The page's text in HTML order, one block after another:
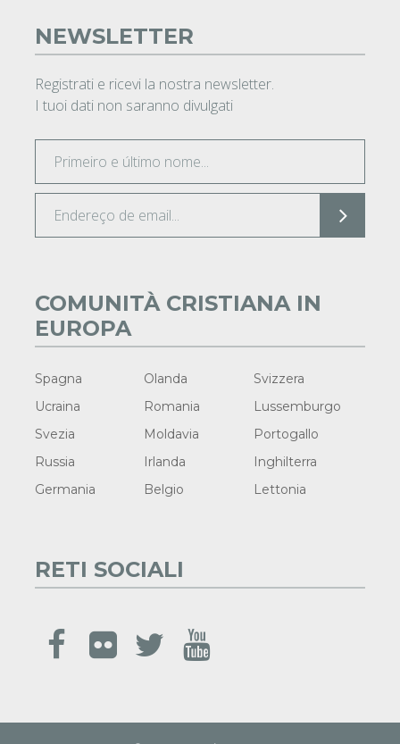
NEWSLETTER
Registrati e ricevi la nostra newsletter.
I tuoi dati non saranno divulgati
COMUNITÀ CRISTIANA IN
EUROPA
Spagna Olanda
Svizzera
Ucraina
Romania
Lussemburgo
Svezia
Moldavia
Portogallo
Russia
Irlanda
Inghilterra
Germania
Belgio Lettonia
RETI SOCIALI